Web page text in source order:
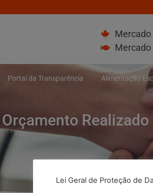
Mercado
Mercado
Portal da Transparência Alimentação
Realizado
Lei Geral de Proteção de